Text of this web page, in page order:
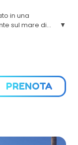
in una
sul mare di
a ridosso
spazi verdi
pochi
Calabro.
PRENOTA